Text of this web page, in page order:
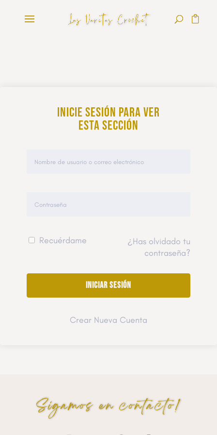
Inicie sesión para ver
esta sección
Recuérdame
¿Has olvidado tu
contraseña?
Crear Nueva Cuenta
Sigamos en contacto!